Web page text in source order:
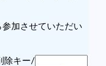
加させていただい
除キー/